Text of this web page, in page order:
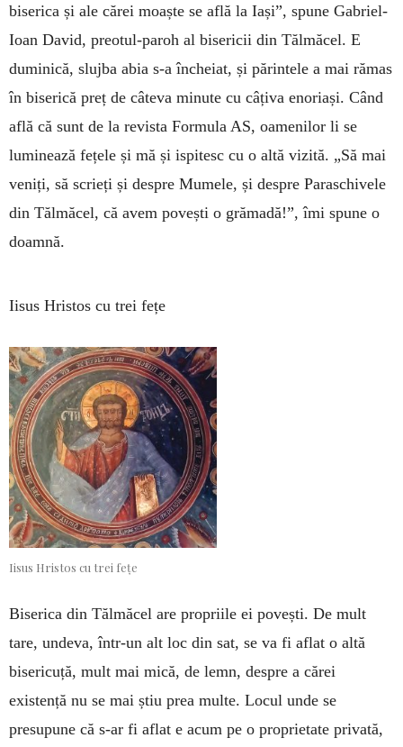
biserica și ale cărei moaște se află la Iași”, spune Gabriel-
Ioan David, preotul-paroh al bisericii din Tălmăcel. E
duminică, slujba abia s-a încheiat, și părintele a mai rămas
în biserică preț de câteva minute cu câțiva enoriași. Când
află că sunt de la revista Formula AS, oamenilor li se
luminează fețele și mă și ispitesc cu o altă vizită. „Să mai
veniți, să scrieți și despre Mumele, și despre Paraschivele
din Tălmăcel, că avem povești o grămadă!”, îmi spune o
doamnă.
Iisus Hristos cu trei fețe
Iisus Hristos cu trei fețe
Biserica din Tălmăcel are propriile ei povești. De mult
tare, undeva, într-un alt loc din sat, se va fi aflat o altă
bisericuță, mult mai mică, de lemn, despre a cărei
existență nu se mai știu prea multe. Locul unde se
presupune că s-ar fi aflat e acum pe o proprietate privată,